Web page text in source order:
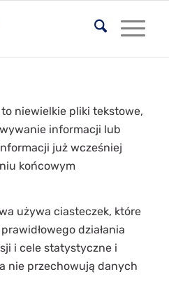
to niewielkie pliki tekstowe,
informacji lub
już wcześniej
końcowym
używa ciasteczek, które
działania
i cele statystyczne i
nie przechowują danych